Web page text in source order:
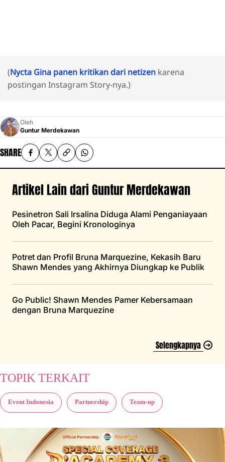
(Nycta Gina panen kritikan dari netizen karena
postingan Instagram Story-nya.)
Oleh
Guntur Merdekawan
SHARE
Artikel Lain dari Guntur Merdekawan
Pesinetron Sali Irsalina Diduga Alami Penganiayaan
Oleh Pacar, Begini Kronologinya
Potret dan Profil Bruna Marquezine, Kekasih Baru
Shawn Mendes yang Akhirnya Diungkap ke Publik
Go Public! Shawn Mendes Pamer Kebersamaan
dengan Bruna Marquezine
Selengkapnya
TOPIK TERKAIT
Event Indonesia Partnership Team-up